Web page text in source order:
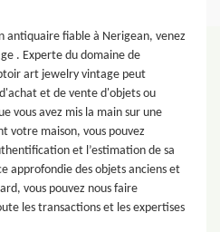
antiquaire fiable à Nerigean, venez
. Experte du domaine de
art jewelry vintage peut
et de vente d'objets ou
vous avez mis la main sur une
votre maison, vous pouvez
et l’estimation de sa
approfondie des objets anciens et
vous pouvez nous faire
les transactions et les expertises